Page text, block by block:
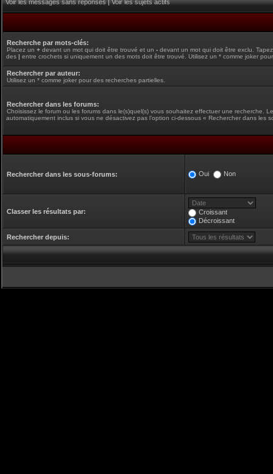
Voir les messages sans réponses|Voir les sujets actifs
Recherche par mots-clés:
Placez un + devant un mot qui doit être trouvé et un - devant un mot qui doit être exclu.
des | entre crochets si uniquement un des mots doit être trouvé. Utilisez un * comme joker
Rechercher par auteur:
Utilisez un * comme joker pour des recherches partielles.
Rechercher dans les forums:
Choisissez le forum ou les forums dans le(s)quel(s) vous souhaitez effectuer une recherche.
automatiquement inclus si vous ne désactivez pas l’option ci-dessous « Rechercher dans les
Rechercher dans les sous-forums: Oui Non
Classer les résultats par:
Croissant
Décroissant
Rechercher depuis: